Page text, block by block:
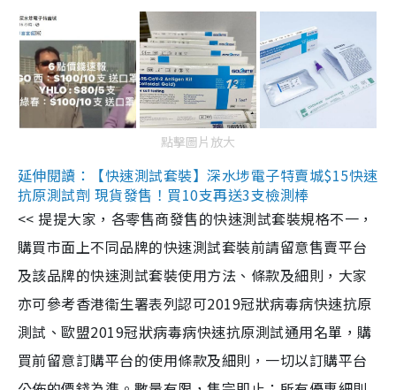
點擊圖片放大
延伸閱讀：【快速測試套裝】深水埗電子特賣城$15快速
抗原測試劑 現貨發售！買10支再送3支檢測棒
<< 提提大家，各零售商發售的快速測試套裝規格不一，
購買市面上不同品牌的快速測試套裝前請留意售賣平台
及該品牌的快速測試套裝使用方法、條款及細則，大家
亦可參考香港衞生署表列認可2019冠狀病毒病快速抗原
測試、歐盟2019冠狀病毒病快速抗原測試通用名單，購
買前留意訂購平台的使用條款及細則，一切以訂購平台